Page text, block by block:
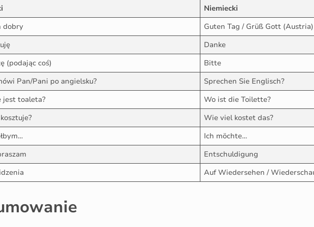
Niemiecki
dobry
Guten Tag / Grüß Gott (Austria)
Danke
(podając coś)
Bitte
Pan/Pani po angielsku?
Sprechen Sie Englisch?
jest toaleta?
Wo ist die Toilette?
Wie viel kostet das?
Ich möchte…
Entschuldigung
Auf Wiedersehen /